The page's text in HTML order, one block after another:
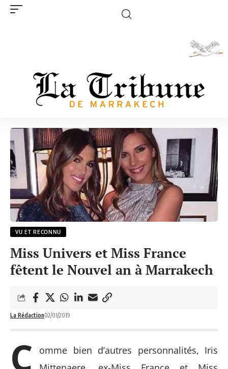
VU ET RECONNU
Miss Univers et Miss France
fêtent le Nouvel an à Marrakech
La Rédaction02/01/2019
C
omme bien d’autres personnalités, Iris